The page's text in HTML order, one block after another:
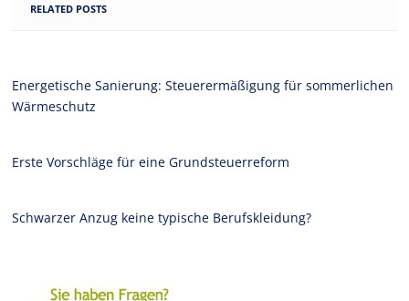
RELATED POSTS
Energetische Sanierung: Steuerermäßigung für sommerlichen
Wärmeschutz
Erste Vorschläge für eine Grundsteuerreform
Schwarzer Anzug keine typische Berufskleidung?